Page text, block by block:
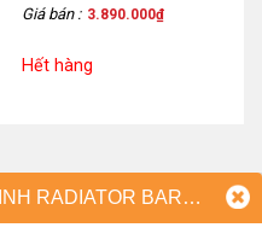
Giá bán : 3.890.000₫
Hết hàng
ĐẶT MUA DUNG DỊCH VỆ SINH RADIATOR BARROW SLYQX 500ML